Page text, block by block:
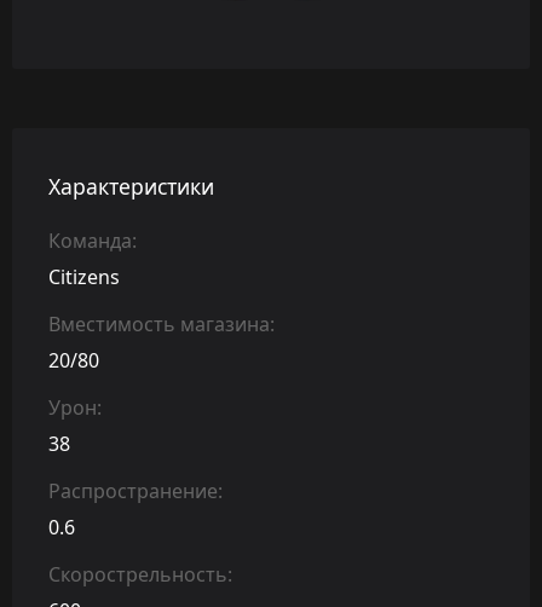
Характеристики
Команда:
Citizens
Вместимость магазина:
20/80
Урон:
38
Распространение:
0.6
Скорострельность: